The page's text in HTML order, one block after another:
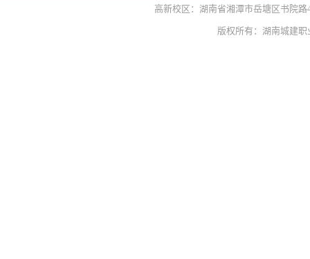
高新校区：湖南省湘潭市岳塘区书院
版权所有：湖南城建